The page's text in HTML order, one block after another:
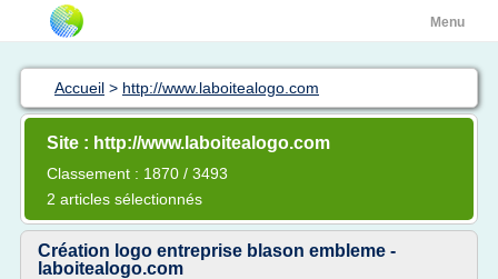
Menu
Accueil > http://www.laboitealogo.com
Site : http://www.laboitealogo.com
Classement : 1870 / 3493
2 articles sélectionnés
Création logo entreprise blason embleme -
laboitealogo.com